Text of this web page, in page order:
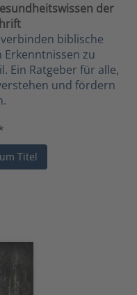
der
biblische
zu
Ein Ratgeber für alle,
und fördern
Titel